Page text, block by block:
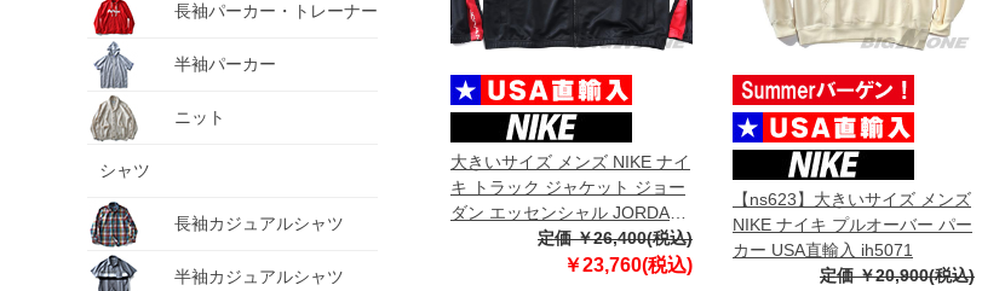
長袖パーカー・トレーナー
半袖パーカー
ニット
シャツ
長袖カジュアルシャツ
半袖カジュアルシャツ
大きいサイズ メンズ NIKE ナイ
キ トラック ジャケット ジョー
ダン エッセンシャル JORDAN
USA直輸入 hf9339定価 ￥26,400(税込)
￥23,760(税込)
【ns623】大きいサイズ メンズ
NIKE ナイキ プルオーバー パー
カー USA直輸入 ih5071
定価 ￥20,900(税込)